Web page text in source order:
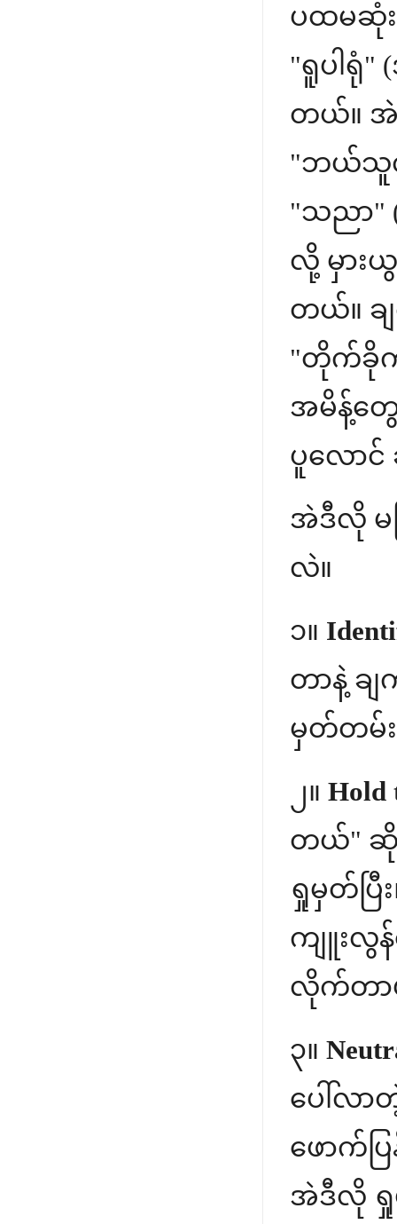
ပထမဆုံး
"ရူပါရုံ
တယ်။ အဲ
"ဘယ်သူ
"သညာ" (
လို့ မှားယွ
တယ်။ ခ
"တိုက်ခိုက်
အမိန့်တွ
ပူလောင်
အဲဒီလို မ
လဲ။
၁။
တာနဲ့ ခ
မှတ်တမ်း
၂။ Hold
တယ်" ဆို
ရှုမှတ်ပြီ
ကျူးလွန်
လိုက်တာပ
၃။
ပေါ်လာ
ဖောက်ပ
အဲဒီလို ရှု